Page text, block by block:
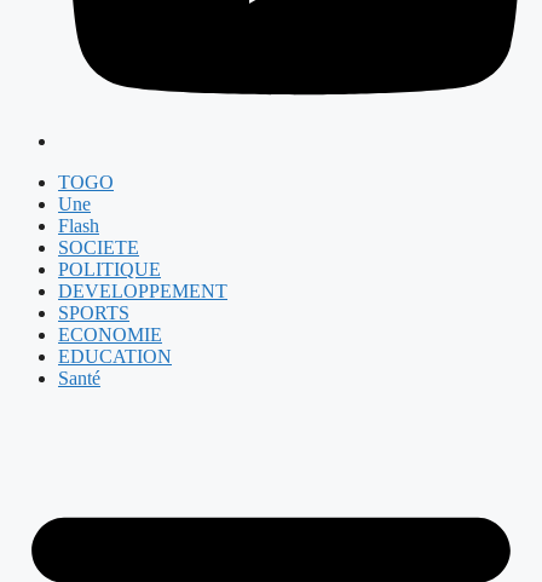
TOGO
Une
Flash
SOCIETE
POLITIQUE
DEVELOPPEMENT
SPORTS
ECONOMIE
EDUCATION
Santé